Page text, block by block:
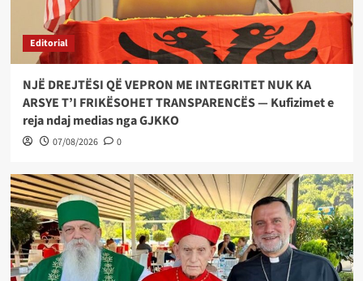
Editorial
NJË DREJTËSI QË VEPRON ME INTEGRITET NUK KA
ARSYE T’I FRIKËSOHET TRANSPARENCËS — Kufizimet e
reja ndaj medias nga GJKKO
07/08/2026 0